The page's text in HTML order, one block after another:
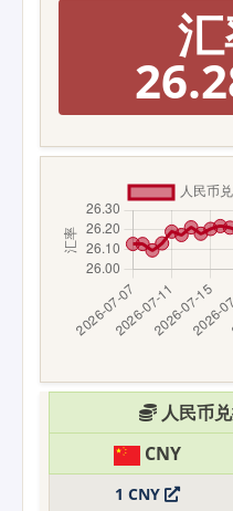
汇
人民币
CNY
1 CNY